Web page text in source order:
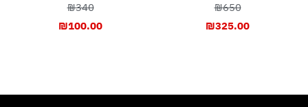
₪650
₪325.00
₪340
₪100.00